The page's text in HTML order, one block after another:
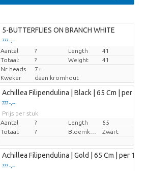
5-BUTTERFLIES ON BRANCH WHITE
??? -,--
Prijs per stuk
Aantal ? Length
41
Totaal:
? Weight
41
Nr heads
7+
Kweker
daan kromhout
Achillea Filipendulina | Black | 65 Cm | per 12
??? -,--
Prijs per stuk
Aantal
? Length
65
Totaal:
? Zwart
Achillea Filipendulina | Gold | 65 Cm | per 12
??? -,--